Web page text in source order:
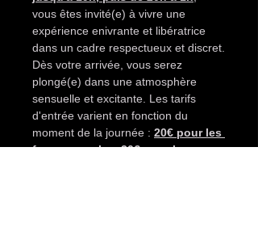
vous êtes invité(e) à vivre une
expérience enivrante et libératrice
dans un cadre respectueux et discret.
Dès votre arrivée, vous serez
plongé(e) dans une atmosphère
sensuelle et excitante. Les tarifs
d'entrée varient en fonction du
moment de la journée : 20€ pour les
femmes seules, 30€ pour les